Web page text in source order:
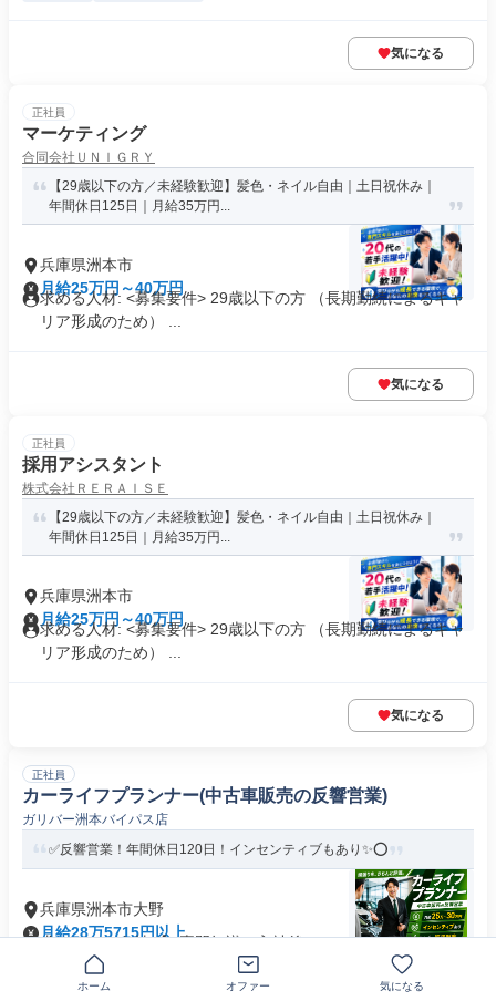
気になる
正社員
マーケティング
合同会社ＵＮＩＧＲＹ
【29歳以下の方／未経験歓迎】髪色・ネイル自由｜土日祝休み｜
年間休日125日｜月給35万円...
兵庫県洲本市
月給25万円～40万円
求める人材: <募集要件> 29歳以下の方 （長期勤続によるキャ
リア形成のため） ...
気になる
正社員
採用アシスタント
株式会社ＲＥＲＡＩＳＥ
【29歳以下の方／未経験歓迎】髪色・ネイル自由｜土日祝休み｜
年間休日125日｜月給35万円...
兵庫県洲本市
月給25万円～40万円
求める人材: <募集要件> 29歳以下の方 （長期勤続によるキャ
リア形成のため） ...
気になる
正社員
カーライフプランナー(中古車販売の反響営業)
ガリバー洲本バイパス店
✅反響営業！年間休日120日！インセンティブもあり✨⭕
兵庫県洲本市大野
月給28万5715円以上
求めている人材 【⭐専門知識は入社後でOK！⭐】 高卒以上、
要普通免許（入社まででOK...
業界未経験歓迎
ホーム オファー 気になる